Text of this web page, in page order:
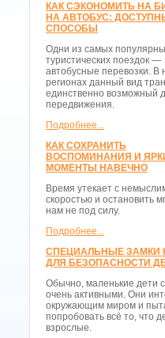
КАК СЭКОНОМИТЬ НА
НА АВТОБУС:
СПОСОБЫ
Одни из самых
туристических поездок —
автобусные перевозки. В
регионах данный вид
единственно возможный
передвижения.
Подробнее...
КАК СОХРАНИТЬ
ВОСПОМИНАНИЯ И
МОМЕНТЫ НАВЕЧНО
Время утекает с
скоростью и остановить
нам не под силу.
Подробнее...
СПЕЦИАЛЬНЫЕ ЗАМКИ
ДЛЯ БЕЗОПАСНОСТИ
Обычно, маленькие дети
очень активными. Они
окружающим миром и
попробовать всё то, что
взрослые.